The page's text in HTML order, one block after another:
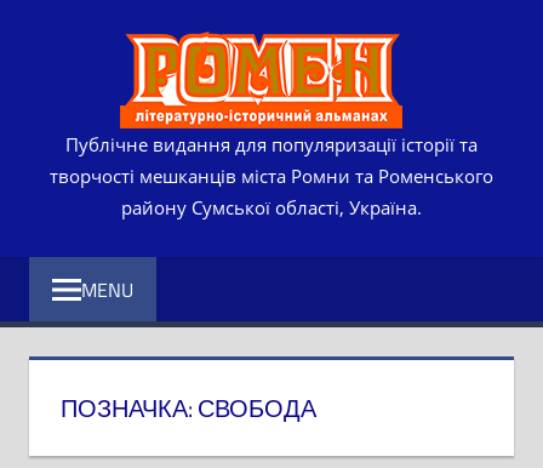
Публічне видання для популяризації історії та
творчості мешканців міста Ромни та Роменського
району Сумської області, Україна.
MENU
ПОЗНАЧКА:СВОБОДА